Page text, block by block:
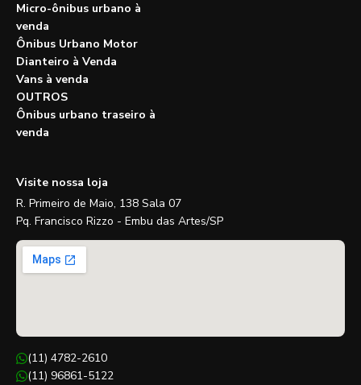
Micro-ônibus urbano à
venda
Ônibus Urbano Motor
Dianteiro à Venda
Vans à venda
OUTROS
Ônibus urbano traseiro à
venda
Visite nossa loja
R. Primeiro de Maio, 138 Sala 07
Pq. Francisco Rizzo - Embu das Artes/SP
(11) 4782-2610
(11) 96861-5122